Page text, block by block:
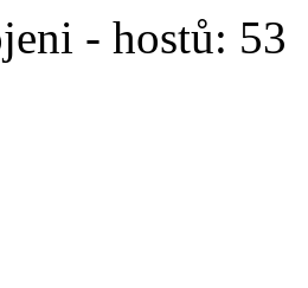
- hostů: 53